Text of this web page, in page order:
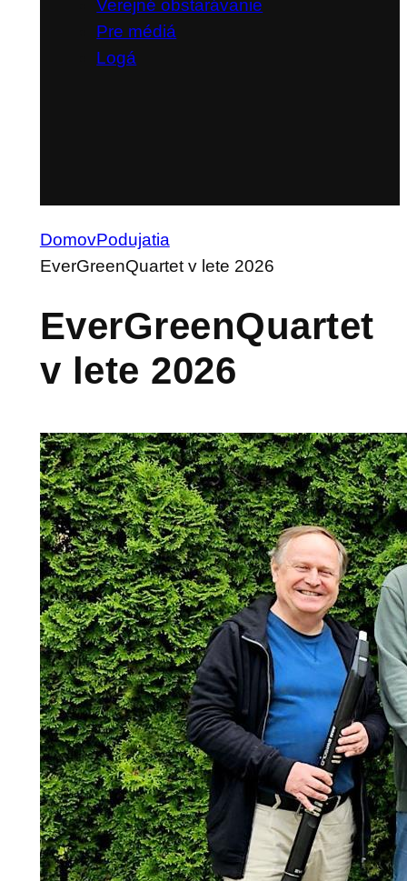
Verejné obstarávanie
Pre médiá
Logá
DomovPodujatia
EverGreenQuartet v lete 2026
EverGreenQuartet
v lete 2026